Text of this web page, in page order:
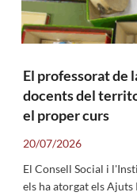
El professorat de
docents del
el proper curs
20/07/2026
El Consell Social i
els ha atorgat els Ajuts